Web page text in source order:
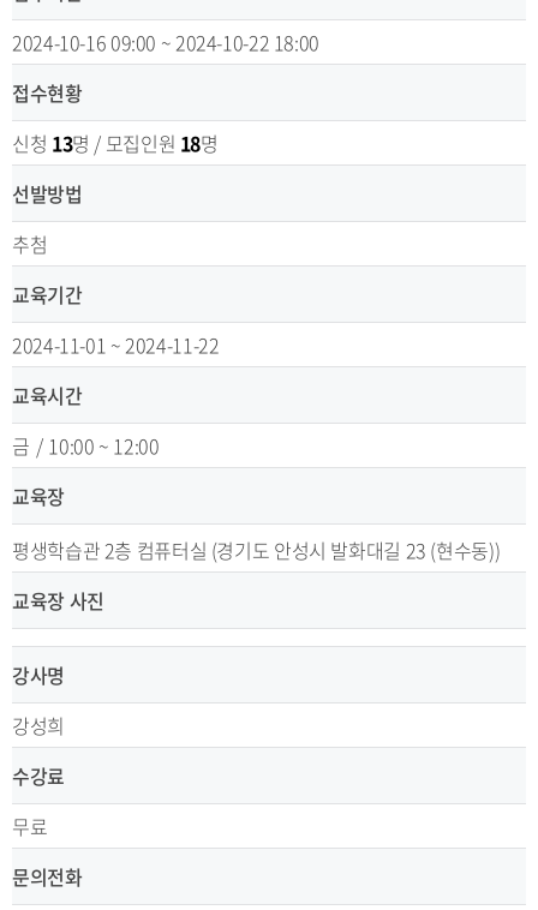
2024-10-16 09:00 ~ 2024-10-22 18:00
접수현황
신청 13명 / 모집인원 18명
선발방법
추첨
교육기간
2024-11-01 ~ 2024-11-22
교육시간
금 / 10:00 ~ 12:00
교육장
평생학습관 2층 컴퓨터실 (경기도 안성시 발화대길 23 (현수동))
교육장 사진
강사명
강성희
수강료
무료
문의전화